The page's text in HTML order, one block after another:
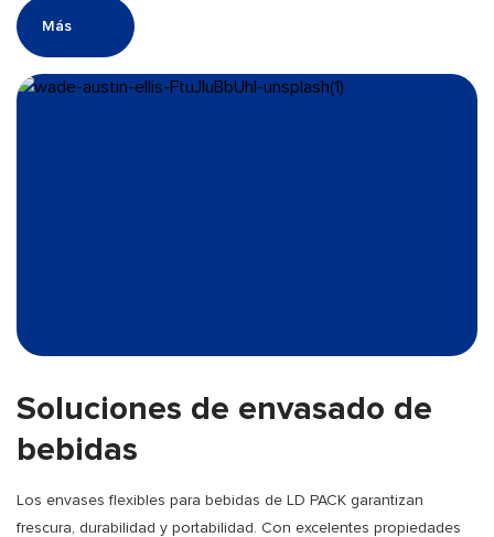
Más
Soluciones de envasado de
bebidas
Los envases flexibles para bebidas de LD PACK garantizan
frescura, durabilidad y portabilidad. Con excelentes propiedades